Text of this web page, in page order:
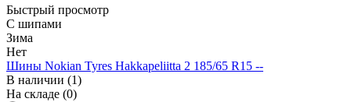
Быстрый просмотр
С шипами
Зима
Нет
Шины Nokian Tyres Hakkapeliitta 2 185/65 R15 --
В наличии (1)
На складе (0)